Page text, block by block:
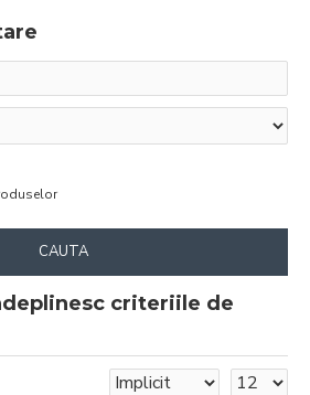
CAUTA
criteriile de